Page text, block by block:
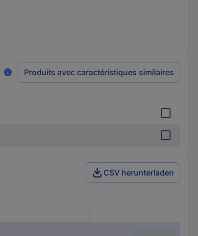
Produits avec caractéristiques similaires
CSV herunterladen